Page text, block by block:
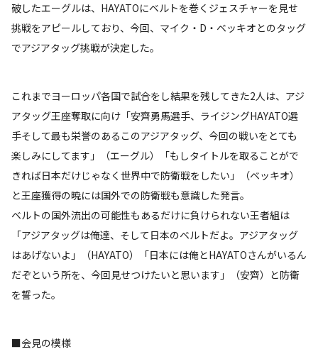
破したエーグルは、HAYATOにベルトを巻くジェスチャーを見せ
挑戦をアピールしており、今回、マイク・D・ベッキオとのタッグ
でアジアタッグ挑戦が決定した。
これまでヨーロッパ各国で試合をし結果を残してきた2人は、アジ
アタッグ王座奪取に向け「安齊勇馬選手、ライジングHAYATO選
手そして最も栄誉のあるこのアジアタッグ、今回の戦いをとても
楽しみにしてます」（エーグル）「もしタイトルを取ることがで
きれば日本だけじゃなく世界中で防衛戦をしたい」（ベッキオ）
と王座獲得の暁には国外での防衛戦も意識した発言。
ベルトの国外流出の可能性もあるだけに負けられない王者組は
「アジアタッグは俺達、そして日本のベルトだよ。アジアタッグ
はあげないよ」（HAYATO）「日本には俺とHAYATOさんがいるん
だぞという所を、今回見せつけたいと思います」（安齊）と防衛
を誓った。
■会見の模様